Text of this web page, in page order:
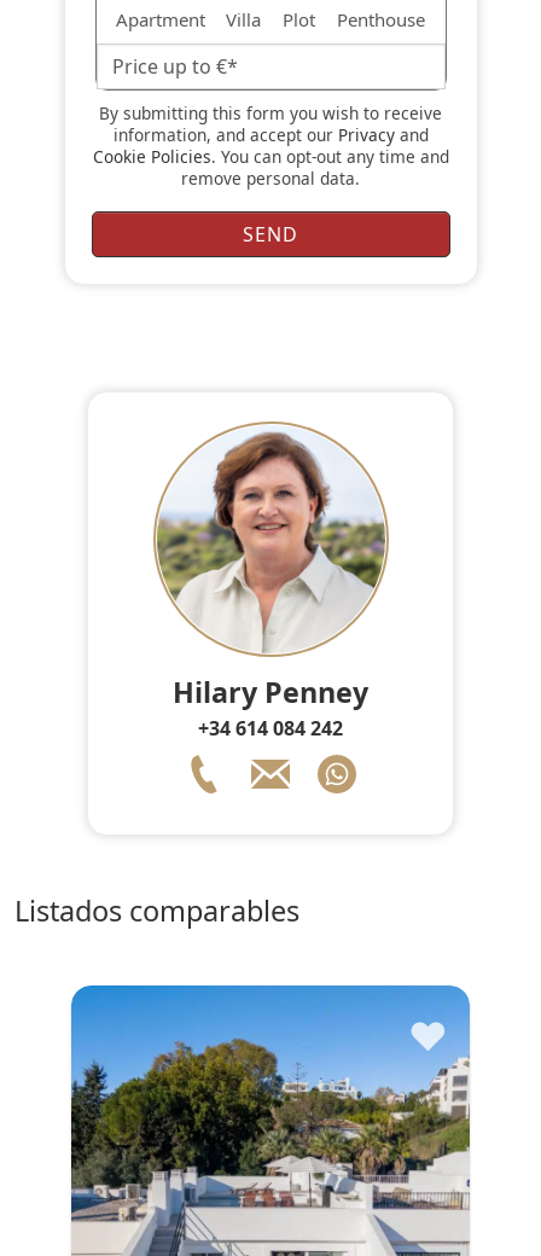
Apartment Villa Plot Penthouse
By submitting this form you wish to receive
information, and accept our Privacyand
Cookie Policies. You can opt-out any time and
remove personal data.
Hilary Penney
+34 614 084 242
listados comparables
♥